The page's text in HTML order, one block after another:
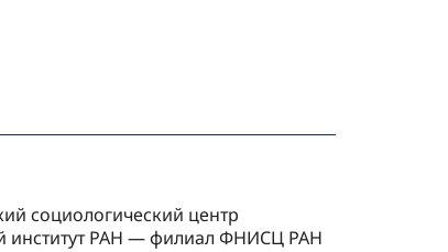
социологический центр
институт РАН — филиал ФНИСЦ РАН